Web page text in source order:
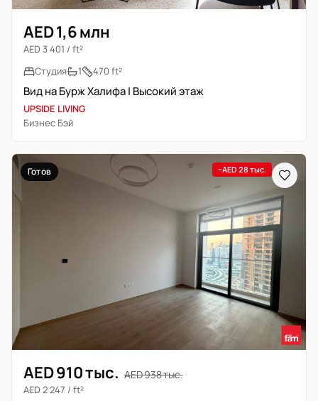
AED 1,6 млн
AED 3 401 / ft²
Студия
1 470 ft²
Вид на Бурж Халифа | Высокий этаж
UPSIDE LIVING
Бизнес Бэй
Готов −AED 28 тыс.
AED 910 тыс. AED 938 тыс.
AED 2 247 / ft²